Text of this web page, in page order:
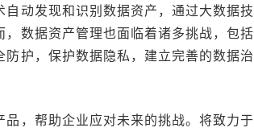
动发现和识别数据资产，通过大数据技
数据资产管理也面临着诸多挑战，包括
护，保护数据隐私，建立完善的数据治
，帮助企业应对未来的挑战。将致力于